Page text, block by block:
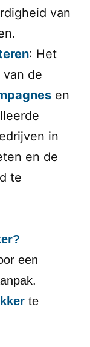
van
: Het
de
en
in
en de
te
een
te